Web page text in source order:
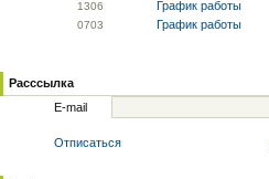
1306 График работы
0703 График работы
Расссылка
E-mail
Отписаться